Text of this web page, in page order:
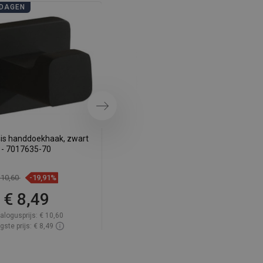
handdoekhaak, zwart
- 7017635-70
-19,91%
€ 8,49
€ 10,60
prijs: € 8,49
Volgende
SWEDISH
PORTUGUESE